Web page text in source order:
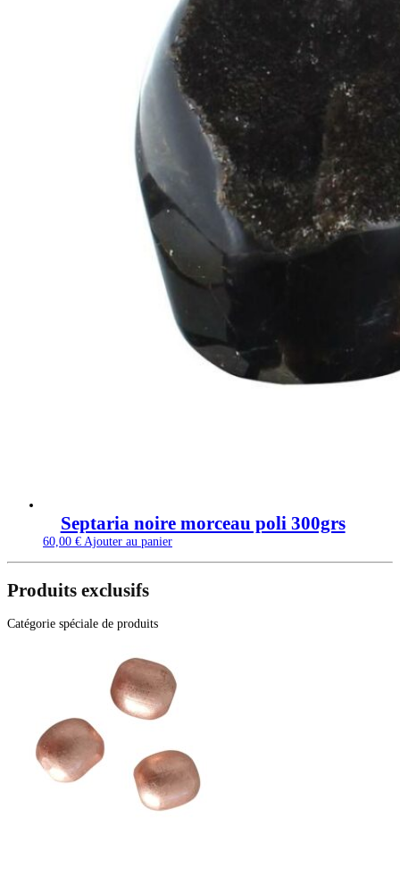
Septaria noire morceau poli 300grs
60,00 € Ajouter au panier
Produits exclusifs
Catégorie spéciale de produits